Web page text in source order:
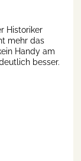
Historiker
mehr das
Handy am
besser.